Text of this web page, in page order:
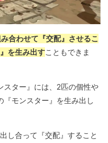
合わせて『交配』させるこ
を生み出すこともできま
スター』には、2匹の個性や
モンスター』を生み出し
し合って『交配』すること